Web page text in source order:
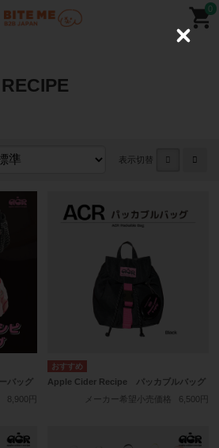
0
表示切替
バッグ
8,900円
Apple Cider Recipe パッカブルバッグ
メーカー希望小売価格
6,500円
C